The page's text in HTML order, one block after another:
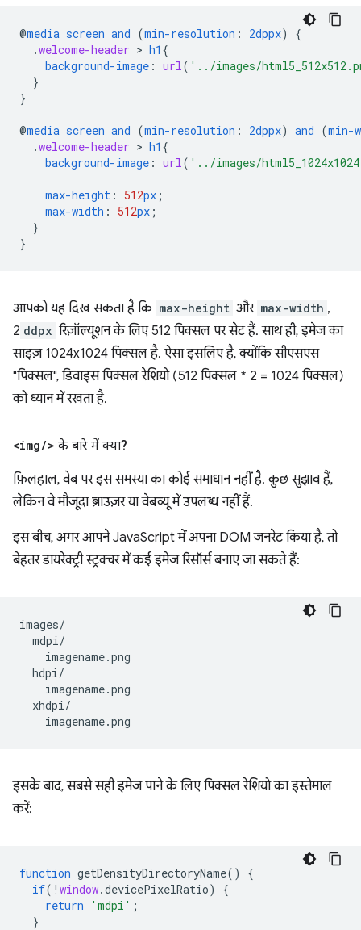
@media screen and (min-resolution : 2dppx)
{
.welcome-header > h1 {
background-image : url( '../images/
}
}
@media screen and (min-resolution : 2dppx) and (min-
.welcome-header > h1 {
background-image : url( '../images/
max-height : 512px ;
max-width : 512px ;
}
}
आपको यह दिख सकता है कि max-height और max-width ,
2 ddpx रिज़ॉल्यूशन के लिए 512 पिक्सल पर सेट हैं. साथ ही, इमेज का
साइज़ 1024x1024 पिक्सल है. ऐसा इसलिए है, क्योंकि सीएसएस
"पिक्सल", डिवाइस पिक्सल रेशियो (512 पिक्सल * 2 = 1024 पिक्सल)
को ध्यान में रखता है.
<img/> के बारे में क्या?
फ़िलहाल, वेब पर इस समस्या का कोई समाधान नहीं है. कुछ सुझाव हैं,
लेकिन वे मौजूदा ब्राउज़र या वेबव्यू में उपलब्ध नहीं हैं.
इस बीच, अगर आपने JavaScript में अपना DOM जनरेट किया है, तो
बेहतर डायरेक्ट्री स्ट्रक्चर में कई इमेज रिसॉर्स बनाए जा सकते हैं:
images/
  mdpi/
    imagename.png
  hdpi/
    imagename.png
  xhdpi/
इसके बाद, सबसे सही इमेज पाने के लिए पिक्सल रेशियो का इस्तेमाल
करें:
function getDensityDirectoryName()
{
if( ! window.devicePixelRatio)
{
return
'mdpi' ;
}